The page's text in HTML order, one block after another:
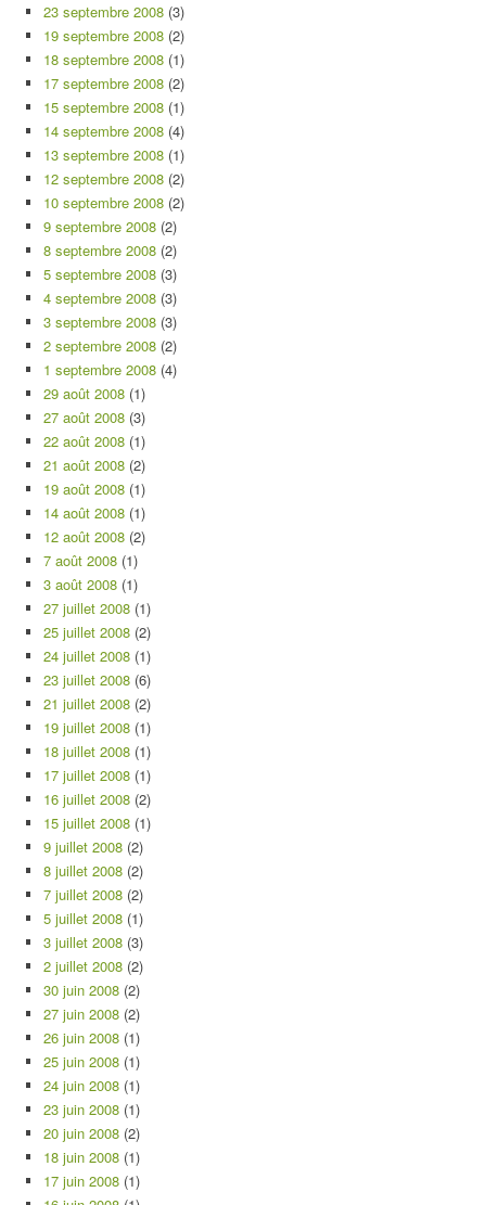
23 septembre 2008 (3)
19 septembre 2008 (2)
18 septembre 2008 (1)
17 septembre 2008 (2)
15 septembre 2008 (1)
14 septembre 2008 (4)
13 septembre 2008 (1)
12 septembre 2008 (2)
10 septembre 2008 (2)
9 septembre 2008 (2)
8 septembre 2008 (2)
5 septembre 2008 (3)
4 septembre 2008 (3)
3 septembre 2008 (3)
2 septembre 2008 (2)
1 septembre 2008 (4)
29 août 2008 (1)
27 août 2008 (3)
22 août 2008 (1)
21 août 2008 (2)
19 août 2008 (1)
14 août 2008 (1)
12 août 2008 (2)
7 août 2008 (1)
3 août 2008 (1)
27 juillet 2008 (1)
25 juillet 2008 (2)
24 juillet 2008 (1)
23 juillet 2008 (6)
21 juillet 2008 (2)
19 juillet 2008 (1)
18 juillet 2008 (1)
17 juillet 2008 (1)
16 juillet 2008 (2)
15 juillet 2008 (1)
9 juillet 2008 (2)
8 juillet 2008 (2)
7 juillet 2008 (2)
5 juillet 2008 (1)
3 juillet 2008 (3)
2 juillet 2008 (2)
30 juin 2008 (2)
27 juin 2008 (2)
26 juin 2008 (1)
25 juin 2008 (1)
24 juin 2008 (1)
23 juin 2008 (1)
20 juin 2008 (2)
18 juin 2008 (1)
17 juin 2008 (1)